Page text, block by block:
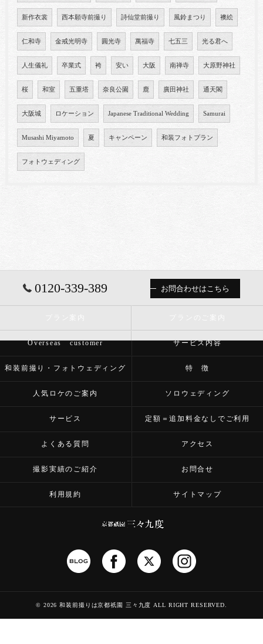
新作衣裳 西本願寺前撮り 詩仙堂前撮り 風鈴まつり 襖絵
仁和寺 金戒光明寺 圓光寺 萬福寺 七五三 光る君へ
人生儀礼 卒業式 袴 安い 大阪 南禅寺 大原野神社
桜 和室 五重塔 奈良公園 鹿 廣田神社 通天閣
大阪城 ロケーション Japanese Traditional Wedding Samurai
Musashi Miyamoto 夏 キャンペーン 和装フォトプラン
フォトウェディング
0120-339-389 お問合わせはこちら
Overseas customer サービス内容
和装前撮り・フォトウェディング 特 徴
人気ロケのご案内 ソロウェディング
サービス 定額＝追加料金なしでご利用
よくある質問 アクセス
撮影実績のご紹介 お問合せ
利用規約 サイトマップ
© 2026 和装前撮りは京都祇園 三々九度 ALL RIGHT RESERVED.